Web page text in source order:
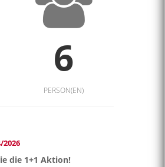
6
PERSON(EN)
die 1+1 Aktion!